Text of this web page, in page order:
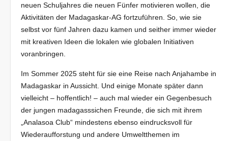
neuen Schuljahres die neuen Fünfer motivieren wollen, die
Aktivitäten der Madagaskar-AG fortzuführen. So, wie sie
selbst vor fünf Jahren dazu kamen und seither immer wieder
mit kreativen Ideen die lokalen wie globalen Initiativen
voranbringen.
Im Sommer 2025 steht für sie eine Reise nach Anjahambe in
Madagaskar in Aussicht. Und einige Monate später dann
vielleicht – hoffentlich! – auch mal wieder ein Gegenbesuch
der jungen madagasssichen Freunde, die sich mit ihrem
„Analasoa Club“ mindestens ebenso eindrucksvoll für
Wiederaufforstung und andere Umweltthemen im